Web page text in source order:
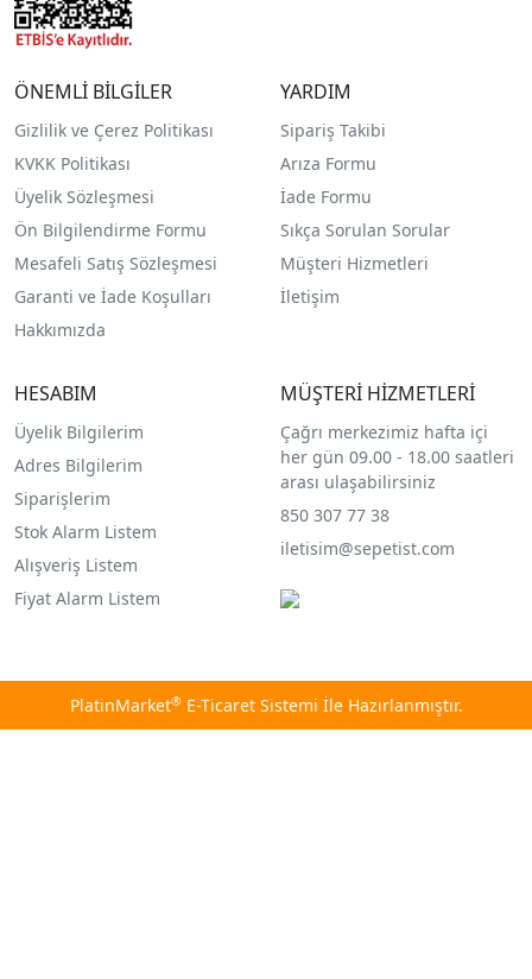
ÖNEMLİ BİLGİLER
Gizlilik ve Çerez Politikası
KVKK Politikası
Üyelik Sözleşmesi
Ön Bilgilendirme Formu
Mesafeli Satış Sözleşmesi
Garanti ve İade Koşulları
Hakkımızda
YARDIM
Sipariş Takibi
Arıza Formu
İade Formu
Sıkça Sorulan Sorular
Müşteri Hizmetleri
İletişim
HESABIM
Üyelik Bilgilerim
Adres Bilgilerim
Siparişlerim
Stok Alarm Listem
Alışveriş Listem
Fiyat Alarm Listem
MÜŞTERİ HİZMETLERİ
Çağrı merkezimiz hafta içi
her gün 09.00 - 18.00 saatleri
arası ulaşabilirsiniz
850 307 77 38
iletisim@sepetist.com
PlatinMarket®E-Ticaret Sistemi İle Hazırlanmıştır.